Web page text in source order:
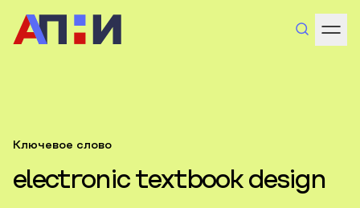
Ключевое слово
electronic textbook design